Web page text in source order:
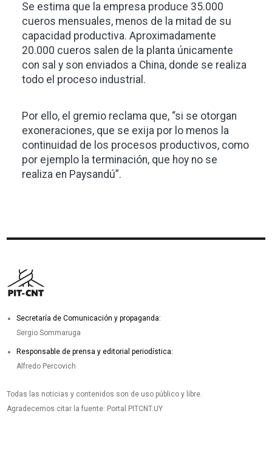
Se estima que la empresa produce 35.000
cueros mensuales, menos de la mitad de su
capacidad productiva. Aproximadamente
20.000 cueros salen de la planta únicamente
con sal y son enviados a China, donde se realiza
todo el proceso industrial.
Por ello, el gremio reclama que, “si se otorgan
exoneraciones, que se exija por lo menos la
continuidad de los procesos productivos, como
por ejemplo la terminación, que hoy no se
realiza en Paysandú”.
Secretaría de Comunicación y propaganda:
Sergio Sommaruga
Responsable de prensa y editorial periodística:
Alfredo Percovich
Todas las noticias y contenidos son de uso público y libre.
Agradecemos citar la fuente: Portal PITCNT.UY